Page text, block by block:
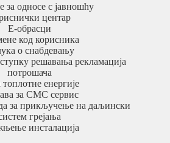
односе с јавношћу
центар
Е-обрасци
код корисника
о снабдевању
решавања рекламација
потрошача
енергије
за СМС сервис
за прикључење на даљински
грејања
инсталација